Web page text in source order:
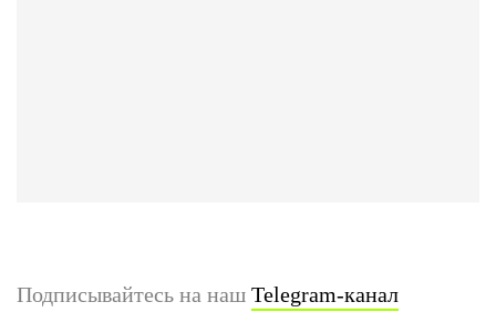
Подписывайтесь на наш Telegram-канал